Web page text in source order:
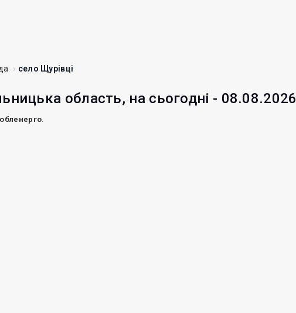
село Щурівці
область, на сьогодні - 08.08.2026
.